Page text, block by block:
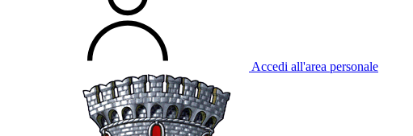
Accedi all'area personale